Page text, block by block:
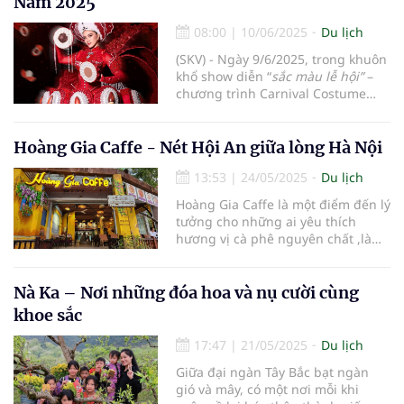
08:00 | 10/06/2025
Du lịch
(SKV) - Ngày 9/6/2025, trong khuôn
khổ show diễn “sắc màu lễ hội”–
chương trình Carnival Costume
Nha Trang, NTK trẻ Nguyễn Lan
Anh đã gây ấn tượng mạnh với
thiết kế “Ngọt Vải” – một trong Top
45 trang phục độc đáo được trình
diễn bởi các thí sinh Hoa hậu Hoàn
vũ Việt Nam - Miss Cosmo Vietnam
2025.
Hoàng Gia Caffe - Nét Hội An giữa lòng Hà Nội
13:53 | 24/05/2025
Du lịch
Hoàng Gia Caffe là một điểm đến lý
tưởng cho những ai yêu thích
hương vị cà phê nguyên chất ,là
Nà Ka – Nơi những đóa hoa và nụ cười cùng
khoe sắc
17:47 | 21/05/2025
Du lịch
Giữa đại ngàn Tây Bắc bạt ngàn
gió và mây, có một nơi mỗi khi